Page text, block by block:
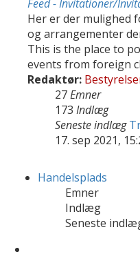
Feed - Invitationer/
Her er der
og arrangementer
This is the place to
events from foreign
Redaktør:
27Emner
173 Indlæg
Seneste indlæg
17. sep 2021,
Handelsplads
Emner
Indlæg
Seneste